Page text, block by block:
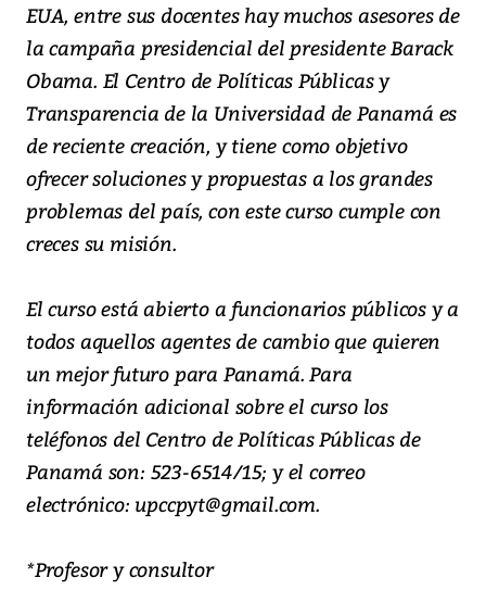
EUA, entre sus docentes hay muchos asesores de
la campaña presidencial del presidente Barack
Obama. El Centro de Políticas Públicas y
Transparencia de la Universidad de Panamá es
de reciente creación, y tiene como objetivo
ofrecer soluciones y propuestas a los grandes
problemas del país, con este curso cumple con
creces su misión.
El curso está abierto a funcionarios públicos y a
todos aquellos agentes de cambio que quieren
un mejor futuro para Panamá. Para
información adicional sobre el curso los
teléfonos del Centro de Políticas Públicas de
Panamá son: 523-6514/15; y el correo
electrónico: upccpyt@gmail.com.
*Profesor y consultor